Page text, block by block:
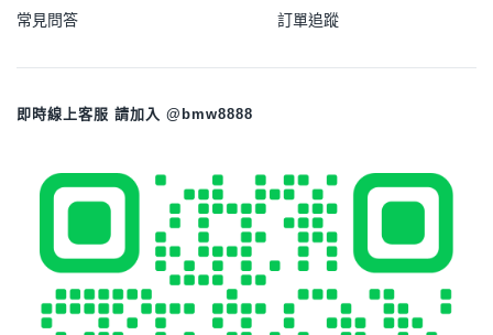
常見問答 訂單追蹤
即時線上客服 請加入 @bmw8888